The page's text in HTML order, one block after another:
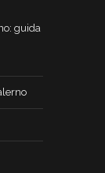
guida